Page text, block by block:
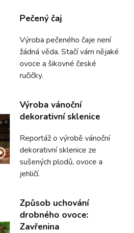
Pečený čaj
Výroba pečeného čaje není
žádná věda. Stačí vám nějaké
ovoce a šikovné české
ručičky.
Výroba vánoční
dekorativní sklenice
Reportáž o výrobě vánoční
dekorativní sklenice ze
sušených plodů, ovoce a
jehličí.
Způsob uchování
drobného ovoce:
Zavřenina